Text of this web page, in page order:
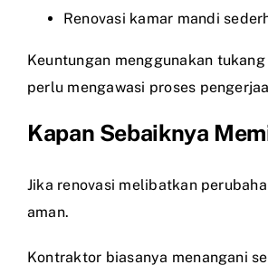
Renovasi kamar mandi
Keuntungan menggunakan
perlu mengawasi proses
Kapan Sebaiknya
Jika renovasi melibatkan
aman.
Kontraktor biasanya menangani